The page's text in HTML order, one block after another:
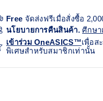
Free จัดส่งฟรีเมื่อสั่งซื้อ
นโยบายการคืนสินค้า.ศีกษา
เข้าร่วม OneASICS™เพื่อส
พิเศษสำหรับสมาชิกเท่านั้น